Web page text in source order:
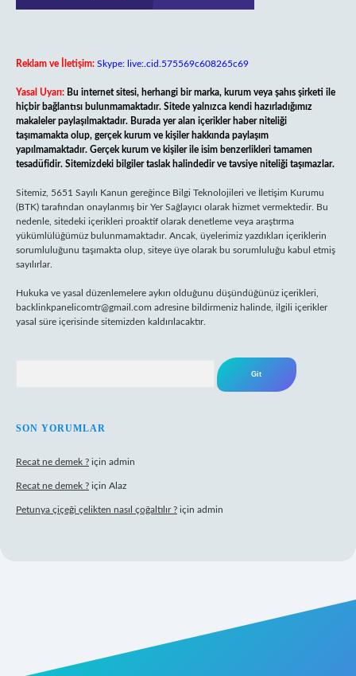
Reklam ve İletişim: Skype: live:.cid.575569c608265c69
Yasal Uyarı: Bu internet sitesi, herhangi bir marka, kurum veya şahıs şirketi ile
hiçbir bağlantısı bulunmamaktadır. Sitede yalnızca kendi hazırladığımız
makaleler paylaşılmaktadır. Burada yer alan içerikler haber niteliği
taşımamakta olup, gerçek kurum ve kişiler hakkında paylaşım
yapılmamaktadır. Gerçek kurum ve kişiler ile isim benzerlikleri tamamen
tesadüfidir. Sitemizdeki bilgiler taslak halindedir ve tavsiye niteliği taşımazlar.
Sitemiz, 5651 Sayılı Kanun gereğince Bilgi Teknolojileri ve İletişim Kurumu
(BTK) tarafından onaylanmış bir Yer Sağlayıcı olarak hizmet vermektedir. Bu
nedenle, sitedeki içerikleri proaktif olarak denetleme veya araştırma
yükümlülüğümüz bulunmamaktadır. Ancak, üyelerimiz yazdıkları içeriklerin
sorumluluğunu taşımakta olup, siteye üye olarak bu sorumluluğu kabul etmiş
sayılırlar.
Hukuka ve yasal düzenlemelere aykırı olduğunu düşündüğünüz içerikleri,
backlinkpanelicomtr@gmail.com adresine bildirmeniz halinde, ilgili içerikler
yasal süre içerisinde sitemizden kaldırılacaktır.
SON YORUMLAR
Recat ne demek ? için admin
Recat ne demek ? için Alaz
Petunya çiçeği çelikten nasıl çoğaltılır ? için admin